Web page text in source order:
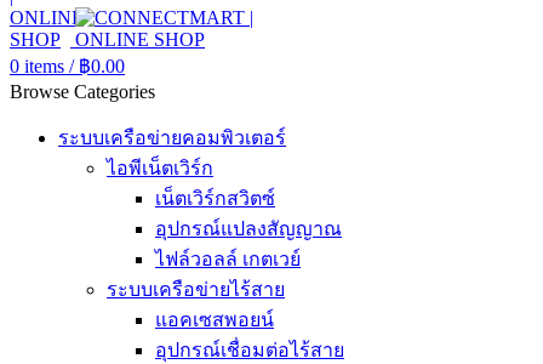
0 items / ฿0.00
Browse Categories
ระบบเครือข่ายคอมพิวเตอร์
ไอพีเน็ตเวิร์ก
เน็ตเวิร์กสวิตซ์
อุปกรณ์แปลงสัญญาณ
ไฟล์วอลล์ เกตเวย์
ระบบเครือข่ายไร้สาย
แอคเซสพอยน์
อุปกรณ์เชื่อมต่อไร้สาย